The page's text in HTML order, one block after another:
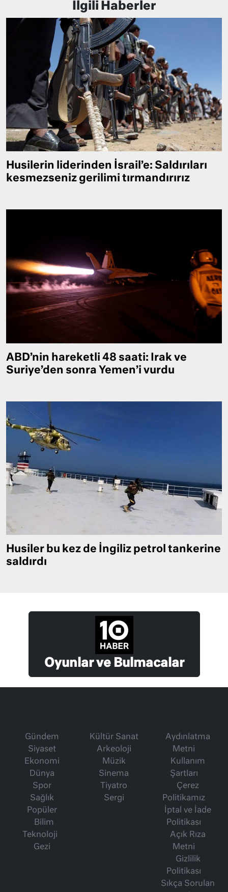
İlgili Haberler
Husilerin liderinden İsrail’e: Saldırıları
kesmezseniz gerilimi tırmandırırız
ABD’nin hareketli 48 saati: Irak ve
Suriye’den sonra Yemen’i vurdu
Husiler bu kez de İngiliz petrol tankerine
saldırdı
Oyunlar ve Bulmacalar
Gündem
Siyaset
Ekonomi
Dünya
Spor
Sağlık
Popüler
Bilim
Teknoloji
Gezi
Kültür Sanat
Arkeoloji
Müzik
Sinema
Tiyatro
Sergi
Aydınlatma
Metni
Kullanım
Şartları
Çerez
Politikamız
İptal ve İade
Politikası
Açık Rıza
Metni
Gizlilik
Politikası
Sıkça Sorulan